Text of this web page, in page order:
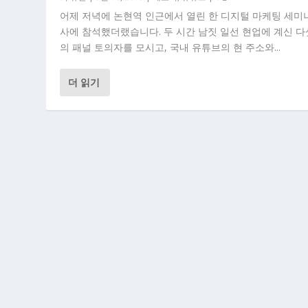
어제 저녁에 논현역 인근에서 열린 한 디지털 마케팅 세미
사에 참석했더랬습니다. 두 시간 남짓 일선 현업에 계신 다
의 패널 토의자를 모시고, 국내 유튜브의 현 주소와...
더 읽기